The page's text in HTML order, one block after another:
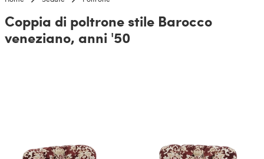
Coppia di poltrone stile Barocco
veneziano, anni '50